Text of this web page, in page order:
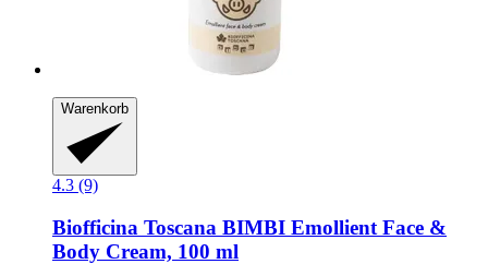
Warenkorb
4.3 (9)
Biofficina Toscana BIMBI Emollient Face &
Body Cream, 100 ml